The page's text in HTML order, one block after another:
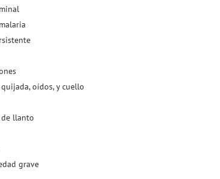
oídos, y cuello
llanto
grave